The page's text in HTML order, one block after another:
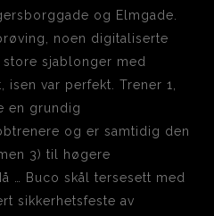
og Elmgade.
noen digitaliserte
sjablonger med
var perfekt. Trener 1,
en grundig
og er samtidig den
3) til høgere
… Buco skål tersesett med
sikkerhetsfeste av